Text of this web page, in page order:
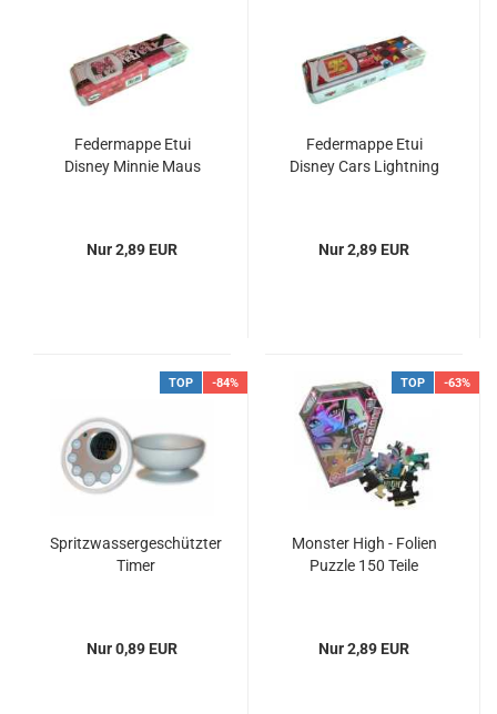
Federmappe Etui
Disney Minnie Maus
Nur 2,89 EUR
Federmappe Etui
Disney Cars Lightning
Nur 2,89 EUR
TOP -84%
Spritzwassergeschützter
Timer
Nur 0,89 EUR
TOP -63%
Monster High - Folien
Puzzle 150 Teile
Nur 2,89 EUR